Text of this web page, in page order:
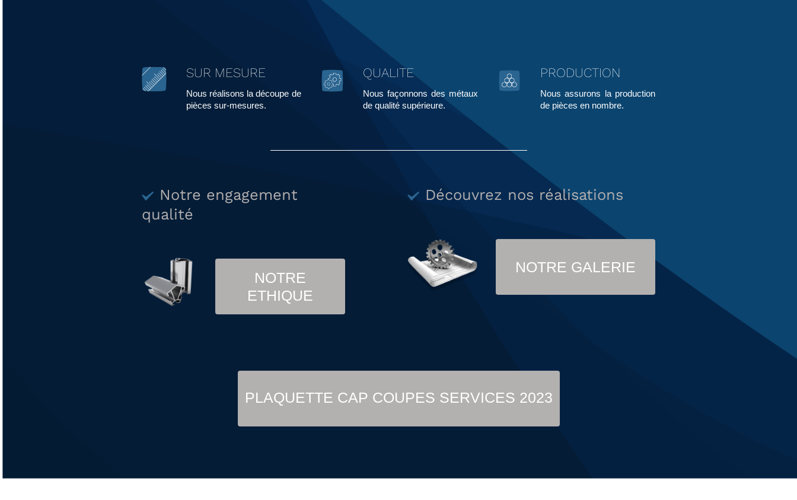
SUR MESURE
Nous réalisons la découpe de
pièces sur-mesures.
QUALITE
Nous façonnons des métaux
de qualité supérieure.
PRODUCTION
Nous assurons la production
de pièces en nombre.
Notre engagement
qualité
NOTRE
ETHIQUE
Découvrez nos réalisations
NOTRE GALERIE
PLAQUETTE CAP COUPES SERVICES 2023